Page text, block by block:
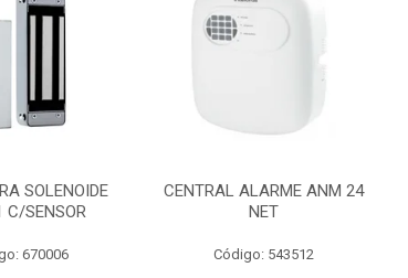
SOLENOIDE
C/SENSOR
670006
CENTRAL ALARME ANM 24
NET
Código: 543512